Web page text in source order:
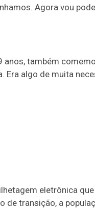
Agora vou
anos, também
Era algo de muita
eletrônica
de transição, a